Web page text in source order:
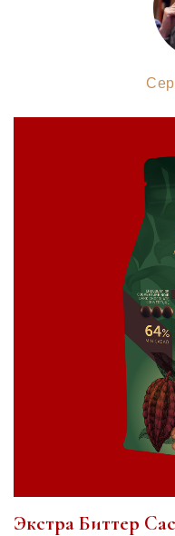
Экстра Биттер